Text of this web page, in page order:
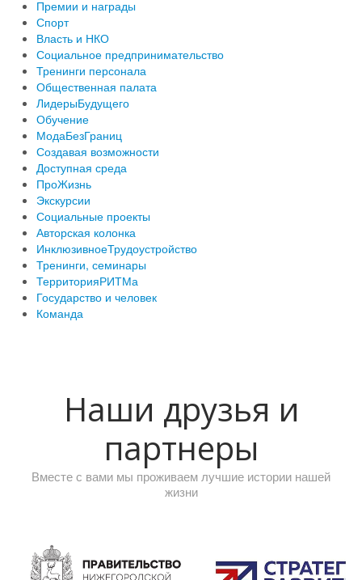
Премии и награды
Спорт
Власть и НКО
Социальное предпринимательство
Тренинги персонала
Общественная палата
ЛидерыБудущего
Обучение
МодаБезГраниц
Создавая возможности
Доступная среда
ПроЖизнь
Экскурсии
Социальные проекты
Авторская колонка
ИнклюзивноеТрудоустройство
Тренинги, семинары
ТерриторияРИТМа
Государство и человек
Команда
Наши друзья и
партнеры
Вместе с вами мы проживаем лучшие истории нашей
жизни